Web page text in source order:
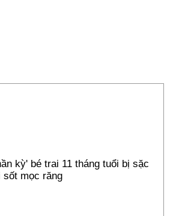
kỳ' bé trai 11 tháng tuổi bị sặc
mọc răng